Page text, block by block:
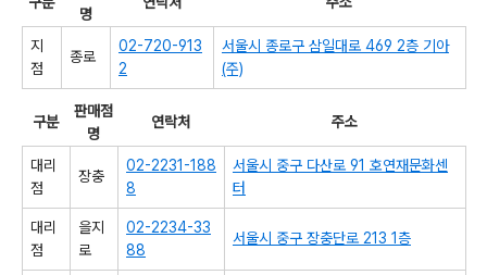
명
지
점
종로
02-720-913
2
서울시 종로구 삼일대로 469 2층 기아
(주)
구분
판매점
명
연락처 주소
대리
점
장충
02-2231-188
8
서울시 중구 다산로 91 호연재문화센
터
대리
점
을지
로
02-2234-33
88
서울시 중구 장충단로 213 1층